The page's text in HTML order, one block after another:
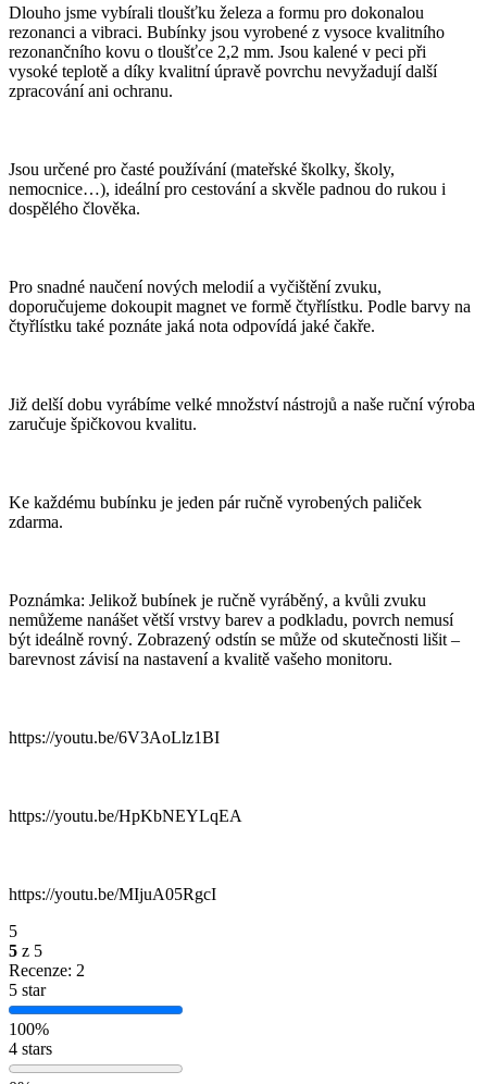
Dlouho jsme vybírali tloušťku železa a formu pro dokonalou
rezonanci a vibraci. Bubínky jsou vyrobené z vysoce kvalitního
rezonančního kovu o tloušťce 2,2 mm. Jsou kalené v peci při
vysoké teplotě a díky kvalitní úpravě povrchu nevyžadují další
zpracování ani ochranu.
Jsou určené pro časté používání (mateřské školky, školy,
nemocnice…), ideální pro cestování a skvěle padnou do rukou i
dospělého člověka.
Pro snadné naučení nových melodií a vyčištění zvuku,
doporučujeme dokoupit magnet ve formě čtyřlístku. Podle barvy na
čtyřlístku také poznáte jaká nota odpovídá jaké čakře.
Již delší dobu vyrábíme velké množství nástrojů a naše ruční výroba
zaručuje špičkovou kvalitu.
Ke každému bubínku je jeden pár ručně vyrobených paliček
zdarma.
Poznámka: Jelikož bubínek je ručně vyráběný, a kvůli zvuku
nemůžeme nanášet větší vrstvy barev a podkladu, povrch nemusí
být ideálně rovný. Zobrazený odstín se může od skutečnosti lišit –
barevnost závisí na nastavení a kvalitě vašeho monitoru.
https://youtu.be/6V3AoLlz1BI
https://youtu.be/HpKbNEYLqEA
https://youtu.be/MIjuA05RgcI
5
5 z 5
Recenze: 2
5 star
100%
4 stars